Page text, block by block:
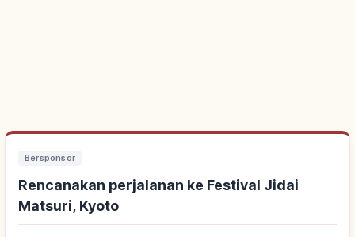
Bersponsor
Rencanakan perjalanan ke Festival Jidai
Matsuri, Kyoto